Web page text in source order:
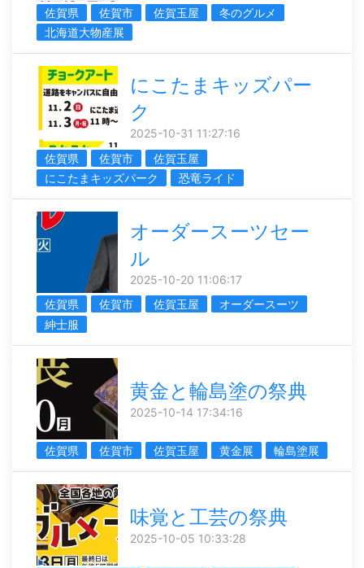
佐賀県 佐賀市 佐賀玉屋
冬のグルメ
北海道大物産展
にこたまキッズパー
ク
2025-10-31 11:27:16
佐賀県
佐賀市
佐賀玉屋
にこたまキッズパーク
恐竜ライド
オーダースーツセー
ル
2025-10-20 11:06:17
佐賀県
佐賀市 佐賀玉屋
オーダースーツ
紳士服
黄金と輪島塗の祭典
2025-10-14 17:34:16
佐賀県 佐賀市 佐賀玉屋 黄金展 輪島塗展
味覚と工芸の祭典
2025-10-05 10:33:28